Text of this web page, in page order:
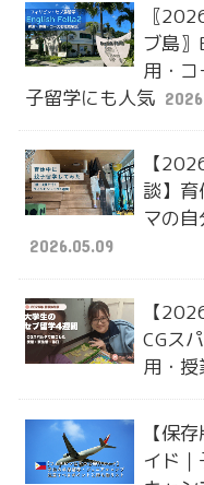
〖
ブ島
用・
子留学にも人気
【
談】
マの
2026.05.09
【
CGス
用・
【保
イド